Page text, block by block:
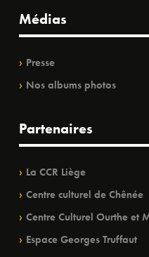
Médias
Presse
Nos albums photos
Partenaires
La CCR Liège
Centre culturel de Chênée
Centre Culturel Ourthe et
Espace Georges Truffaut